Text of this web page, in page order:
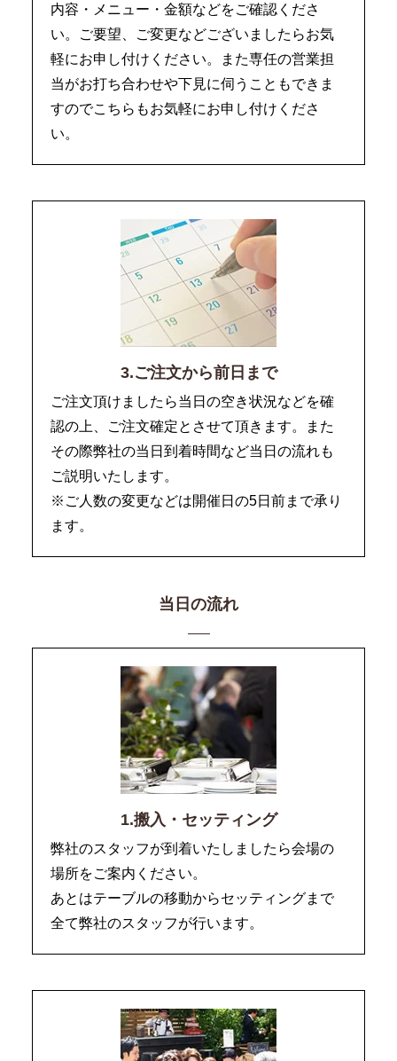
内容・メニュー・金額などをご確認くださ
い。ご要望、ご変更などございましたらお気
軽にお申し付けください。また専任の営業担
当がお打ち合わせや下見に伺うこともできま
すのでこちらもお気軽にお申し付けくださ
い。
3.ご注文から前日まで
ご注文頂けましたら当日の空き状況などを確
認の上、ご注文確定とさせて頂きます。また
その際弊社の当日到着時間など当日の流れも
ご説明いたします。
※ご人数の変更などは開催日の5日前まで承り
ます。
当日の流れ
1.搬入・セッティング
弊社のスタッフが到着いたしましたら会場の
場所をご案内ください。
あとはテーブルの移動からセッティングまで
全て弊社のスタッフが行います。